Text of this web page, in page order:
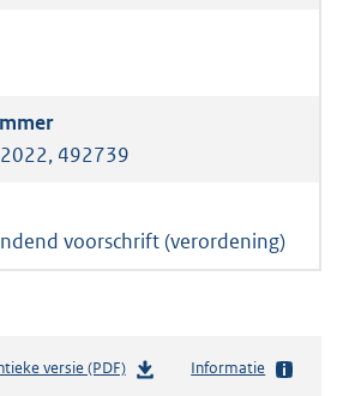
492739
voorschrift (verordening)
versie (PDF)b
Informatie